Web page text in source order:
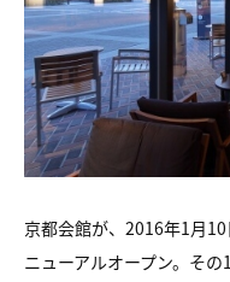
京都会館が、2016年1月
ニューアルオープン。そ